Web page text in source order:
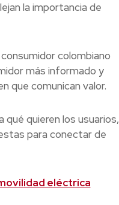
la importancia de
colombiano
más informado y
que comunican valor.
qué quieren los usuarios,
para conectar de
eléctrica